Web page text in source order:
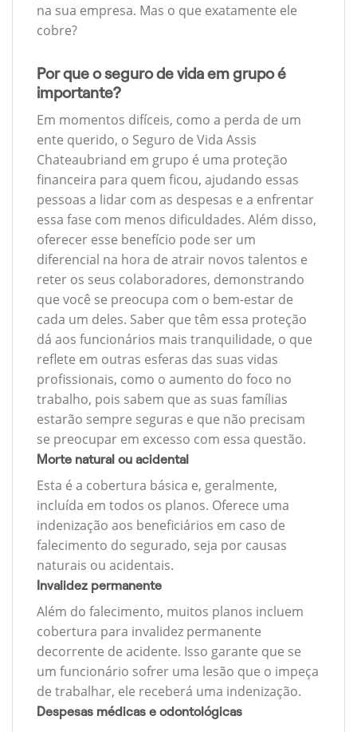
na sua empresa. Mas o que exatamente ele
cobre?
Por que o seguro de vida em grupo é
importante?
Em momentos difíceis, como a perda de um
ente querido, o Seguro de Vida Assis
Chateaubriand em grupo é uma proteção
financeira para quem ficou, ajudando essas
pessoas a lidar com as despesas e a enfrentar
essa fase com menos dificuldades. Além disso,
oferecer esse benefício pode ser um
diferencial na hora de atrair novos talentos e
reter os seus colaboradores, demonstrando
que você se preocupa com o bem-estar de
cada um deles. Saber que têm essa proteção
dá aos funcionários mais tranquilidade, o que
reflete em outras esferas das suas vidas
profissionais, como o aumento do foco no
trabalho, pois sabem que as suas famílias
estarão sempre seguras e que não precisam
se preocupar em excesso com essa questão.
Morte natural ou acidental
Esta é a cobertura básica e, geralmente,
incluída em todos os planos. Oferece uma
indenização aos beneficiários em caso de
falecimento do segurado, seja por causas
naturais ou acidentais.
Invalidez permanente
Além do falecimento, muitos planos incluem
cobertura para invalidez permanente
decorrente de acidente. Isso garante que se
um funcionário sofrer uma lesão que o impeça
de trabalhar, ele receberá uma indenização.
Despesas médicas e odontológicas